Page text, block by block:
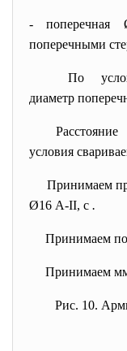
-
поперечными
По
диаметр
условия
Принимаем
Ø16 А-II, с .
Принимаем
Принимаем
Рис. 10.